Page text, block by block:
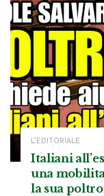
L’EDITORIALE
Italiani
una
la sua